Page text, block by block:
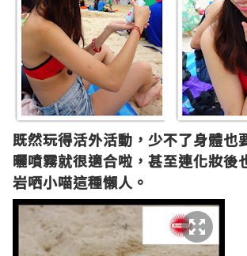
既然玩得活外活動，少不了身體也
曬噴霧就很適合啦，甚至連化妝後
岩哂小喵這種懶人。